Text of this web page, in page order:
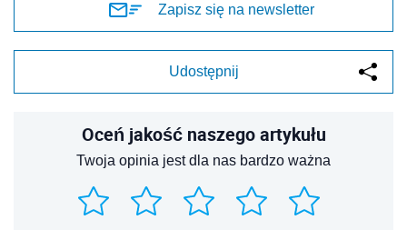
Zapisz się na newsletter
Udostępnij
Oceń jakość naszego artykułu
Twoja opinia jest dla nas bardzo ważna